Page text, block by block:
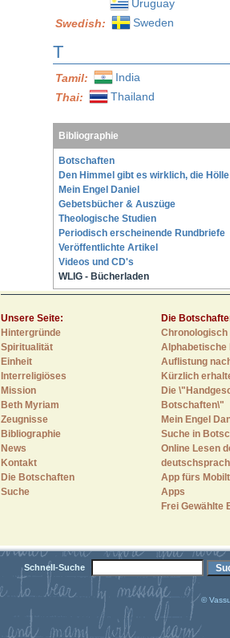
Uruguay
Swedish:
Sweden
T
Tamil:
India
Thai:
Thailand
Bibliographie
Botschaften
Den Himmel gibt es wirklich, die
Mein Engel Daniel
Gebetsbücher & Auszüge
Theologische Studien
Periodisch erscheinende Rundbriefe
Veröffentlichte Artikel
Videos und CD's
WLIG - Bücherladen
Unsere Seite:
Hintergründe
Spiritualität
Einheit
Interreligiöses
Mission
Beth Myriam
Zeugnisse
Bibliographie
News
Kontakt
Die Botschaften
Suche
Die
Alphabetische
Auflistung
Kürzlich
Die
Botschaften\"
Mein Engel
Suche in
Online Lesen
App fürs
Apps
Frei Gewählte
Schnell-Suche
©